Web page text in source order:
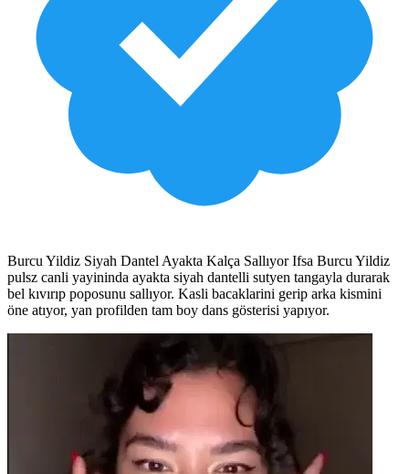
Burcu Yildiz Siyah Dantel Ayakta Kalça Sallıyor Ifsa Burcu Yildiz
pulsz canli yayininda ayakta siyah dantelli sutyen tangayla durarak
bel kıvırıp poposunu sallıyor. Kasli bacaklarini gerip arka kismini
öne atıyor, yan profilden tam boy dans gösterisi yapıyor.